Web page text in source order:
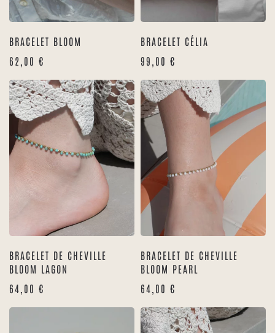
BRACELET BLOOM
62,00 €
BRACELET CÉLIA
99,00 €
BRACELET DE CHEVILLE
BLOOM LAGON
64,00 €
BRACELET DE CHEVILLE
BLOOM PEARL
64,00 €